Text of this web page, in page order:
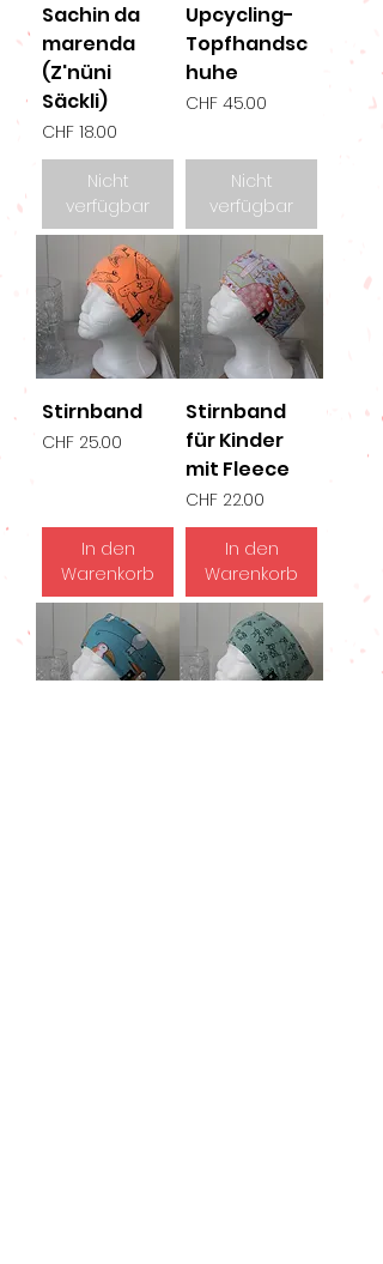
Sachin da
marenda
(Z'nüni
Säckli)
Preis
CHF 18.00
Nicht
verfügbar
Upcycling-
Topfhandsc
huhe
Preis
CHF 45.00
Nicht
verfügbar
Stirnband
Preis
CHF 25.00
In den
Warenkorb
Stirnband
für Kinder
mit Fleece
Preis
CHF 22.00
In den
Warenkorb